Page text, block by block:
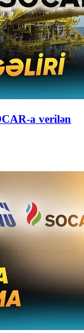
a verilən